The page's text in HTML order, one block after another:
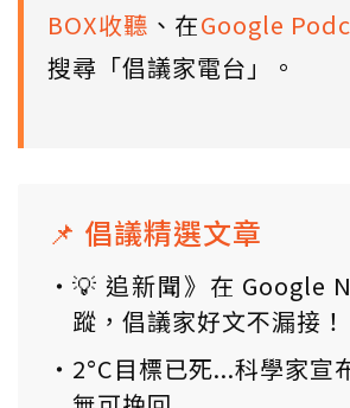
BOX收聽 、在Google
搜尋「倡議家電台」。
📌 倡議精選文章
💡 追新聞》在 Google
蹤，倡議家好文不漏接！
2°C目標已死...科學家宣